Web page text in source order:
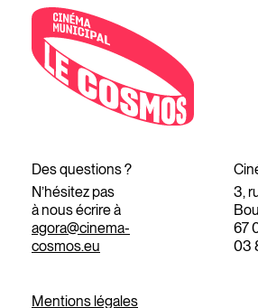
Des questions ?
N’hésitez pas
à nous écrire à
agora@cinema-
cosmos.eu
3,
67
03
Mentions légales